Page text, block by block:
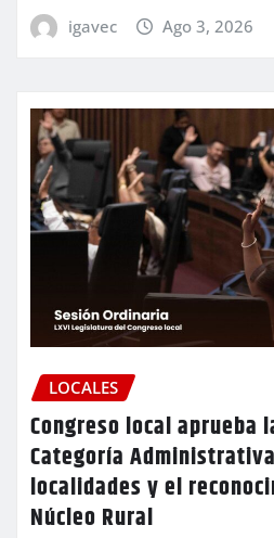
igavec Ago 3, 2026
LOCALES
Congreso local aprueba
Categoría
localidades y el
Núcleo Rural